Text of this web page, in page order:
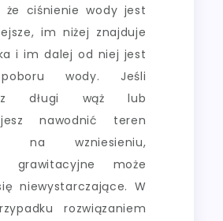
że ciśnienie wody jest
im niżej znajduje
i im dalej od niej jest
wody. Jeśli
długi wąż lub
nawodnić teren
na wzniesieniu,
grawitacyjne może
niewystarczające. W
rozwiązaniem